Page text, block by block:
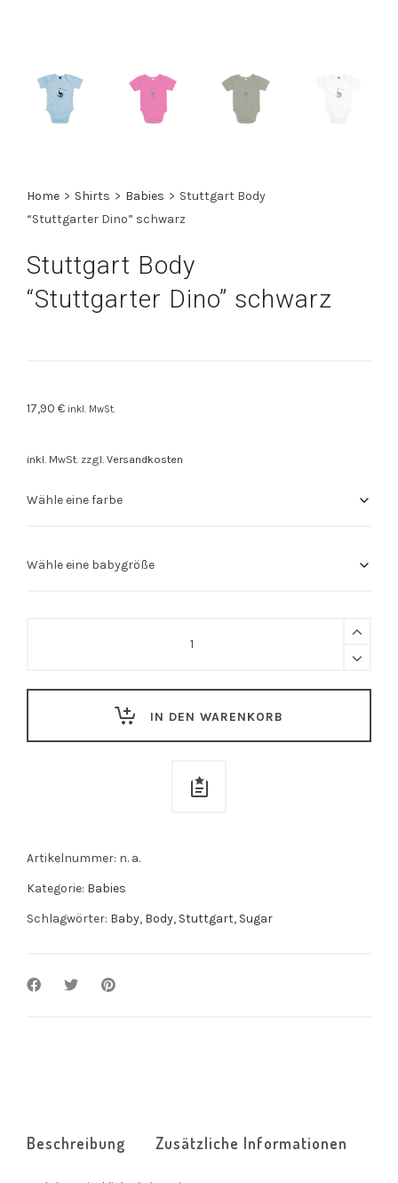
Home > Shirts > Babies > Stuttgart Body
“Stuttgarter Dino” schwarz
Stuttgart Body
“Stuttgarter Dino” schwarz
17,90 € inkl. MwSt.
inkl. MwSt. zzgl. Versandkosten
quantity
IN DEN WARENKORB
Artikelnummer: n. a.
Kategorie: Babies
Schlagwörter: Baby, Body, Stuttgart, Sugar
Beschreibung Zusätzliche Informationen